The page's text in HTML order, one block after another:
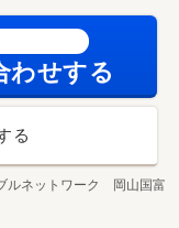
わせする
る
ルネットワーク 岡山国富